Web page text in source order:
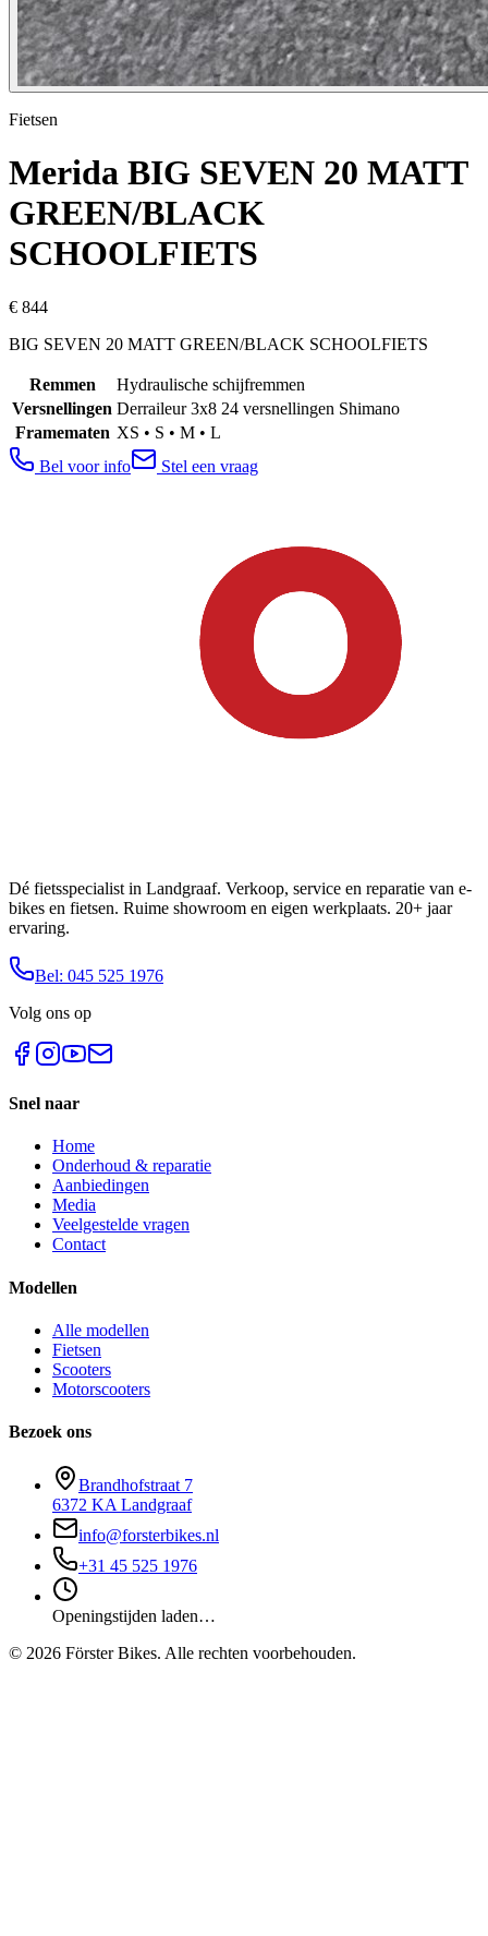
Fietsen
Merida BIG SEVEN 20 MATT
GREEN/BLACK
SCHOOLFIETS
€ 844
BIG SEVEN 20 MATT GREEN/BLACK SCHOOLFIETS
Remmen
Hydraulische schijfremmen
Versnellingen Derraileur 3x8 24 versnellingen Shimano
Framematen XS • S • M • L
Bel voor info
Stel een vraag
Dé fietsspecialist in Landgraaf. Verkoop, service en reparatie van e-
bikes en fietsen. Ruime showroom en eigen werkplaats. 20+ jaar
ervaring.
Bel: 045 525 1976
Volg ons op
Snel naar
Home
Onderhoud & reparatie
Aanbiedingen
Media
Veelgestelde vragen
Contact
Modellen
Alle modellen
Fietsen
Scooters
Motorscooters
Bezoek ons
Brandhofstraat 7
6372 KA Landgraaf
info@forsterbikes.nl
+31 45 525 1976
Openingstijden laden…
© 2026 Förster Bikes. Alle rechten voorbehouden.